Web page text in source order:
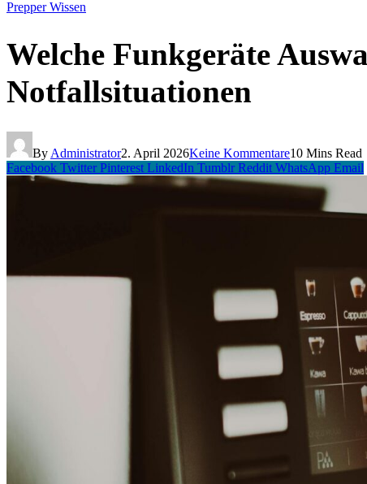
Prepper Wissen
Welche Funkgeräte
Notfallsituationen
By Administrator2. April 2026Keine Kommentare10 Mins Read
Facebook Twitter Pinterest LinkedIn Tumblr Reddit WhatsApp Email